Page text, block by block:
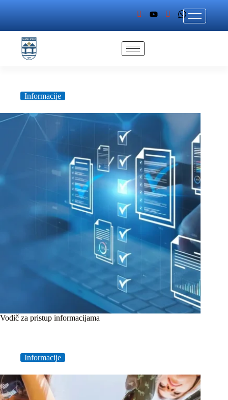
Informacije
Vodič za pristup informacijama
Informacije